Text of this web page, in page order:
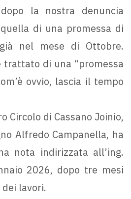
dopo la nostra denuncia
di una promessa di
nel mese di Ottobre.
di una “promessa
ovvio, lascia il tempo
Circolo di Cassano Joinio,
Alfredo Campanella, ha
nota indirizzata all’ing.
2026, dopo tre mesi
lavori.